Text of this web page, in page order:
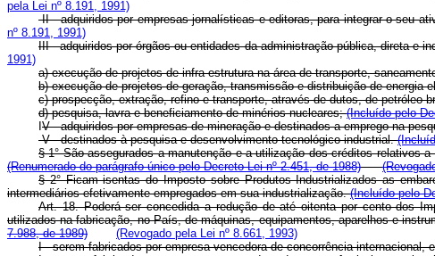
pela Lei nº 8.191, 1991)
II - adquiridos por empresas jornalísticas e editoras, para integrar o seu
nº 8.191, 1991)
III - adquiridos por órgãos ou entidades da administração pública, direta e
1991)
a) execução de projetos de infra-estrutura na área de transporte,
b) execução de projetos de geração, transmissão e distribuição de
c) prospecção, extração, refino e transporte, através de dutos, de petróleo
d) pesquisa, lavra e beneficiamento de minérios nucleares;(Incluído pelo
V - adquiridos por empresas de mineração e destinados a emprego na
V - destinados à pesquisa e desenvolvimento tecnológico industrial.
§ 1° São assegurados a manutenção e a utilização dos créditos relativos
(Renumerado do parágrafo único pelo Decreto-Lei nº 2.451, de 1988)
§ 2° Ficam isentas do Imposto sobre Produtos Industrializados as
intermediários efetivamente empregados em sua industrialização.(Incluído pelo
Art. 18. Poderá ser concedida a redução de até oitenta por cento dos
utilizados na fabricação, no País, de máquinas, equipamentos, aparelhos e
7.988, de 1989)
(Revogado pela Lei nº 8.661, 1993)
I - serem fabricados por empresa vencedora de concorrência